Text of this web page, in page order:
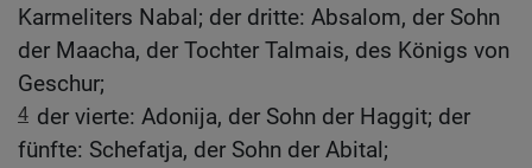
Karmeliters Nabal; der dritte: Absalom, der Sohn
der Maacha, der Tochter Talmais, des Königs von
Geschur;
4 der vierte: Adonija, der Sohn der Haggit; der
fünfte: Schefatja, der Sohn der Abital;